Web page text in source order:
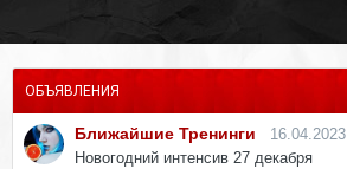
ОБЪЯВЛЕНИЯ
Ближайшие Тренинги
16.04.2023
Новогодний интенсив 27 декабря